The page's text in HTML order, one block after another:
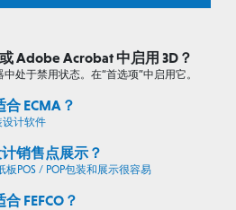
Adobe Acrobat 中启用 3D？
处于禁用状态。在“首选项”中启用它。
ECMA？
设计软件
销售点展示？
板POS / POP包装和展示很容易
FEFCO？